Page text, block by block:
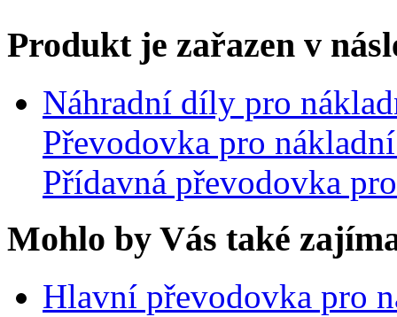
Produkt je zařazen v
Náhradní díly pro
Převodovka pro
Přídavná převodovka
Mohlo by Vás také
Hlavní převodovka pro